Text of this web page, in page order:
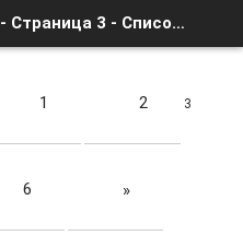
выбор и приобретение - Страница 3 - Список форумов
1 2 3
6 »